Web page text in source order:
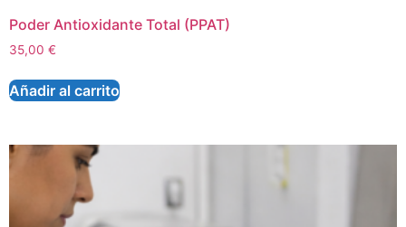
Poder Antioxidante Total (PPAT)
35,00 €
Añadir al carrito